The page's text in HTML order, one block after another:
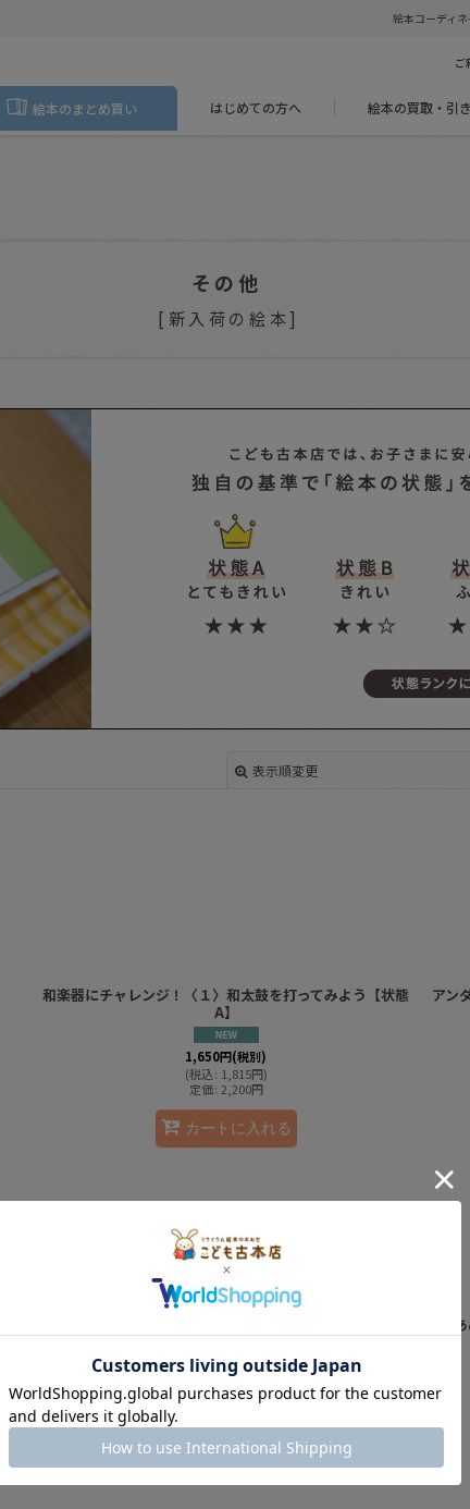
絵本コーディ
ご
絵本のまとめ買い はじめての方へ 絵本の買取・引
その他
[ 新入荷の絵本]
表示順変更
和楽器にチャレンジ！〈１〉和太鼓を打ってみよう【状態
A】
1,650円(税別)
(税込: 1,815円)
定価: 2,200円
カートに入れる
アン
1,400円(税別)
税込:
定価: 1,980円
カートに入れる